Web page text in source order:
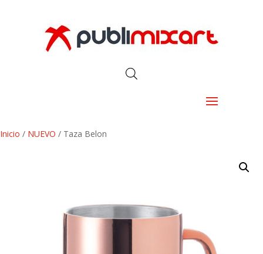
Inicio / NUEVO / Taza Belon